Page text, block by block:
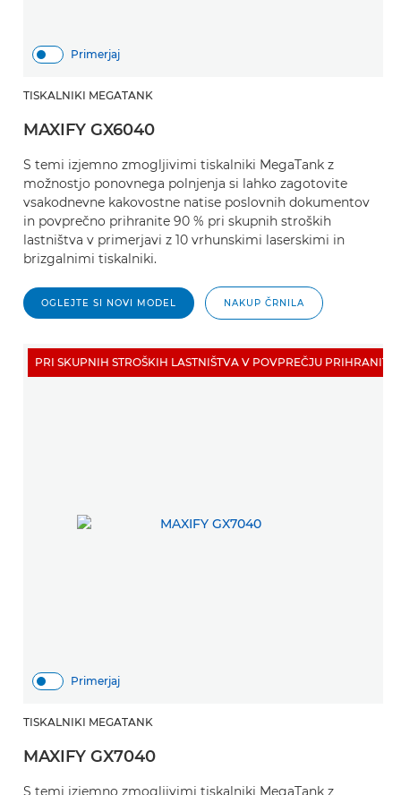
Primerjaj
TISKALNIKI MEGATANK
MAXIFY GX6040
S temi izjemno zmogljivimi tiskalniki MegaTank z
možnostjo ponovnega polnjenja si lahko zagotovite
vsakodnevne kakovostne natise poslovnih dokumentov
in povprečno prihranite 90 % pri skupnih stroških
lastništva v primerjavi z 10 vrhunskimi laserskimi in
brizgalnimi tiskalniki.
OGLEJTE SI NOVI MODEL NAKUP ČRNILA
Primerjaj
PRI SKUPNIH STROŠKIH LASTNIŠTVA V POVPREČJU PRIHRANITE
TISKALNIKI MEGATANK
MAXIFY GX7040
S temi izjemno zmogljivimi tiskalniki MegaTank z